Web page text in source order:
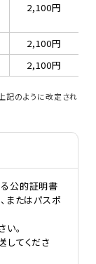
2,100円
2,100円
2,100円
記のように改定され
公的証明書
またはパスポ
。
してくださ